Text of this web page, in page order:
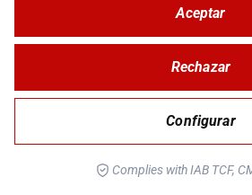
G3
Configurar
Rechazar
Aceptar
Complies with IAB TCF,